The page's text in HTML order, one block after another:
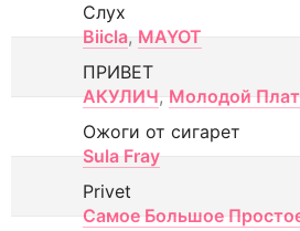
Слух
Biicla, MAYOT
ПРИВЕТ
АКУЛИЧ, Молодой
Ожоги от сигарет
Sula Fray
Privet
Самое Большое